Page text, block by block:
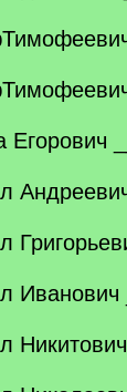
Егорович
Иванович